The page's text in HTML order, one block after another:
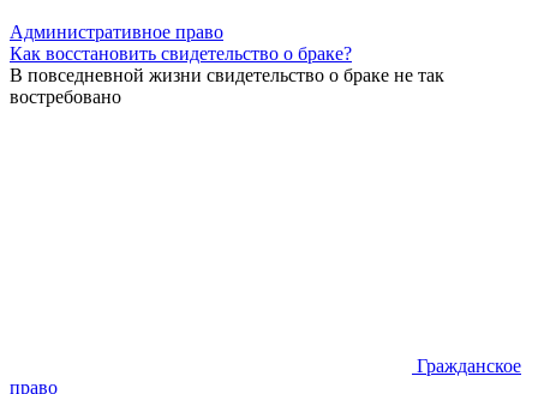
Административное право
Как восстановить свидетельство о браке?
В повседневной жизни свидетельство о браке не так
востребовано
Гражданское
право